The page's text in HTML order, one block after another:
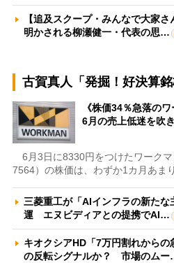
【追及スクープ・みんなで大家
明かされる柳瀬健一・代表の思…
古賀真人「発掘！好決算銘
《株価34％急落の
6月の売上低迷を吹
6月3日に8330円をつけたワークマ
7564）の株価は、わずか1カ月あま
三菱重工が「AIインフラの新た
運 エヌビディアとの提携でAI…
キオクシアHD「7万円割れから
の反転シグナルか？ 市場のム